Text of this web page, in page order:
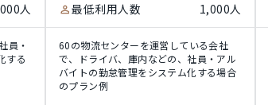
人
員・
する
最低利用人数 1,000人
60の物流センターを運営している会社
で、ドライバ、庫内などの、社員・アル
バイトの勤怠管理をシステム化する場合
のプラン例